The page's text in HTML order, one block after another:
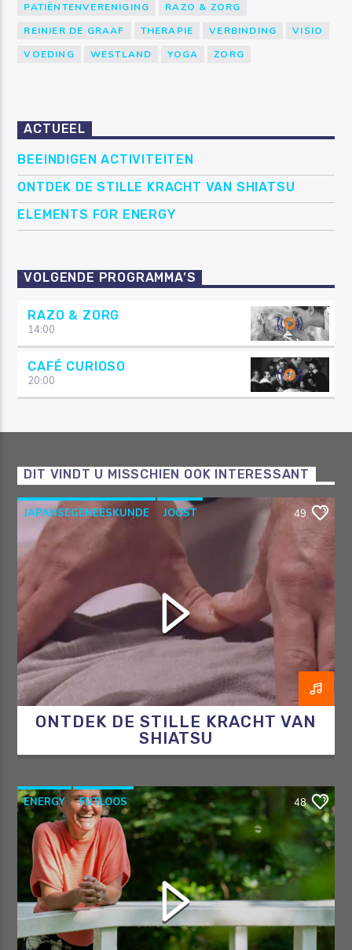
PATIËNTENVERENIGING
RAZO & ZORG
REINIER DE GRAAF
THERAPIE VERBINDING
VISIO
VOEDING
WESTLAND YOGA ZORG
ACTUEEL
BEEINDIGEN ACTIVITEITEN
ONTDEK DE STILLE KRACHT VAN SHIATSU
ELEMENTS FOR ENERGY
VOLGENDE PROGRAMMA’S
RAZO & ZORG
14:00
CAFÉ CURIOSO
20:00
DIT VINDT U MISSCHIEN OOK INTERESSANT
JAPANSEGENEESKUNDE
JOOST
OOSTERSEGENEESKUNDE
RAZO & ZORG
SHIATSU
49
ONTDEK DE STILLE KRACHT VAN
SHIATSU
ENERGY
FUTLOOS
HORMOONTHERAPEUT
OVERGANG
RAZO & ZORG
48